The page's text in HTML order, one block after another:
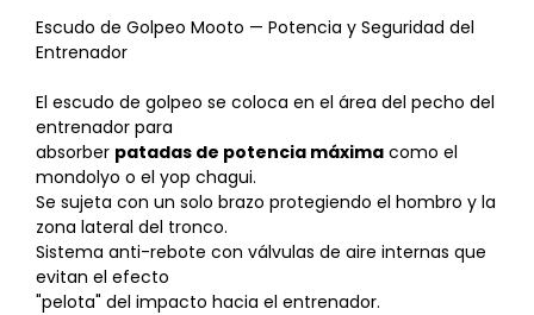
Escudo de Golpeo Mooto — Potencia y Seguridad del
Entrenador
El escudo de golpeo se coloca en el área del pecho del
entrenador para
absorber patadas de potencia máxima como el
mondolyo o el yop chagui.
Se sujeta con un solo brazo protegiendo el hombro y la
zona lateral del tronco.
Sistema anti-rebote con válvulas de aire internas que
evitan el efecto
"pelota" del impacto hacia el entrenador.